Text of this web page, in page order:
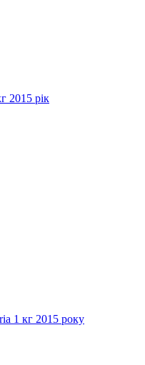
2015 рік
1 кг 2015 року